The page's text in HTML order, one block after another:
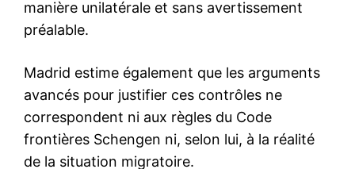
Insight Publications
Nous contacter
Formules d’abonnement